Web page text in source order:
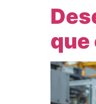
que